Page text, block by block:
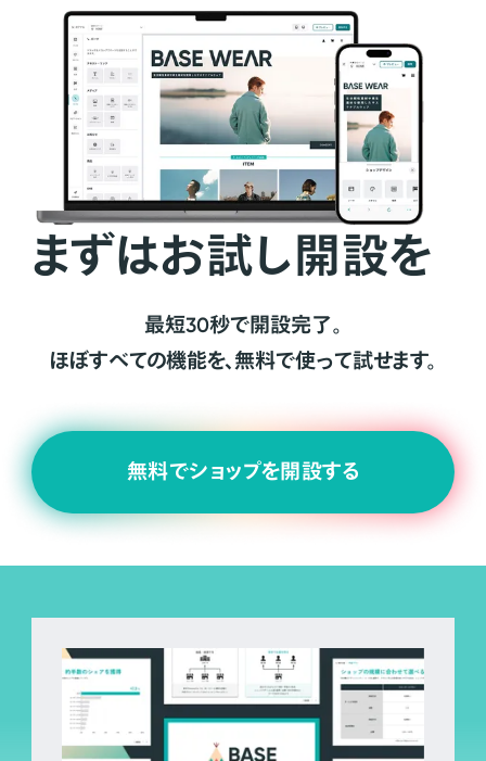
まずはお試し開設を
最短30秒で開設完了。
ほぼすべての機能を、無料で使って試せます。
無料でショップを開設する